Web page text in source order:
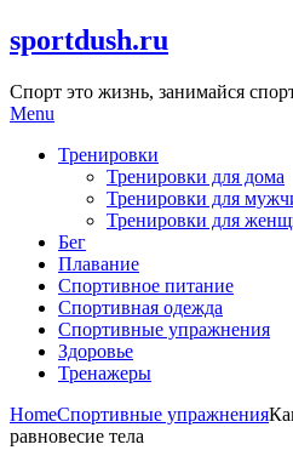
Skip
to
sportdush.ru
Спорт это жизнь, занимайся
Menu
Тренировки
Тренировки для дома
Тренировки для
Тренировки для
Бег
Плавание
Спортивное питание
Спортивная одежда
Спортивные упражнения
Здоровье
Тренажеры
HomeСпортивные упражнения
равновесие тела